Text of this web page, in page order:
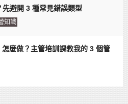
先避開 3 種常見錯誤類型
知識
麼做？主管培訓課教我的 3 個管